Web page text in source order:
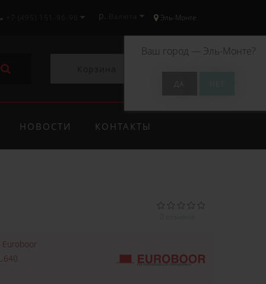
Эль-Монте
Ваш город — Эль-Монте?
+7 (495) 151-96-96 р.
НОВОСТИ КОНТАКТЫ
Euroboor